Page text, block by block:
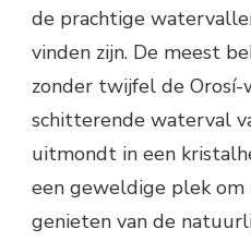
de prachtige
vinden zijn. De meest
zonder twijfel de Orosí-
schitterende waterval
uitmondt in een
een geweldige plek
genieten van de